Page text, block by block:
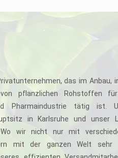
das im Anbau,
pflanzlichen Rohstoffen
Pharmaindustrie tätig ist.
in Karlsruhe und unser
wir nicht nur mit
mit der ganzen Welt sehr